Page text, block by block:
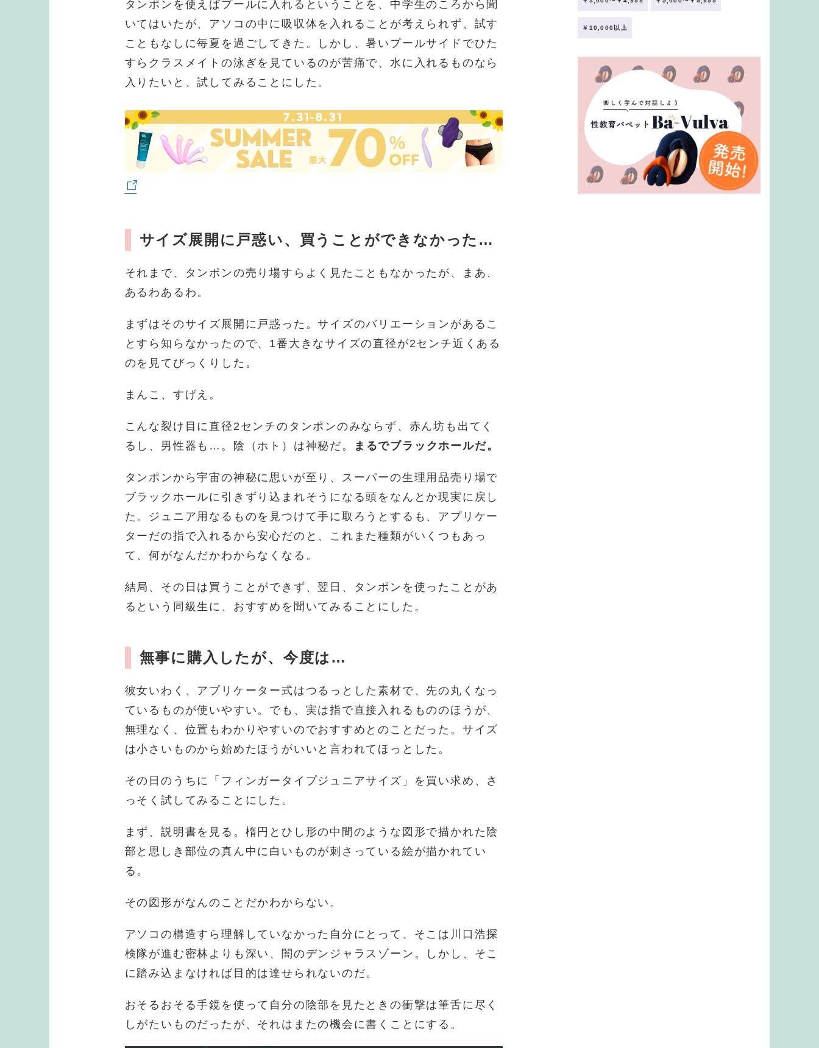
タンポンを使えばプールに入れるということを、中学生のころから聞
いてはいたが、アソコの中に吸収体を入れることが考えられず、試す
こともなしに毎夏を過ごしてきた。しかし、暑いプールサイドでひた
すらクラスメイトの泳ぎを見ているのが苦痛で、水に入れるものなら
入りたいと、試してみることにした。
サイズ展開に戸惑い、買うことができなかった…
それまで、タンポンの売り場すらよく見たこともなかったが、まあ、
あるわあるわ。
まずはそのサイズ展開に戸惑った。サイズのバリエーションがあるこ
とすら知らなかったので、1番大きなサイズの直径が2センチ近くある
のを見てびっくりした。
まんこ、すげえ。
こんな裂け目に直径2センチのタンポンのみならず、赤ん坊も出てく
るし、男性器も…。陰（ホト）は神秘だ。
まるでブラックホールだ。
タンポンから宇宙の神秘に思いが至り、スーパーの生理用品売り場で
ブラックホールに引きずり込まれそうになる頭をなんとか現実に戻し
た。ジュニア用なるものを見つけて手に取ろうとするも、アプリケー
ターだの指で入れるから安心だのと、これまた種類がいくつもあっ
て、何がなんだかわからなくなる。
結局、その日は買うことができず、翌日、タンポンを使ったことがあ
るという同級生に、おすすめを聞いてみることにした。
無事に購入したが、今度は…
彼女いわく、アプリケーター式はつるっとした素材で、先の丸くなっ
ているものが使いやすい。でも、実は指で直接入れるもののほうが、
無理なく、位置もわかりやすいのでおすすめとのことだった。サイズ
は小さいものから始めたほうがいいと言われてほっとした。
その日のうちに「フィンガータイプジュニアサイズ」を買い求め、さ
っそく試してみることにした。
まず、説明書を見る。楕円とひし形の中間のような図形で描かれた陰
部と思しき部位の真ん中に白いものが刺さっている絵が描かれてい
る。
その図形がなんのことだかわからない。
アソコの構造すら理解していなかった自分にとって、そこは川口浩探
検隊が進む密林よりも深い、闇のデンジャラスゾーン。しかし、そこ
に踏み込まなければ目的は達せられないのだ。
おそるおそる手鏡を使って自分の陰部を見たときの衝撃は筆舌に尽く
しがたいものだったが、それはまたの機会に書くことにする。
￥10,000以上